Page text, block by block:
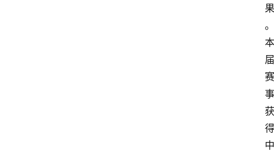
果
。
本
届
赛
事
获
得
中